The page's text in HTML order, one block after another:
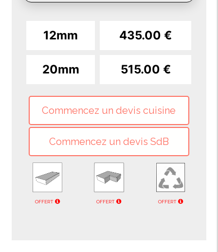
12mm 435.00 €
20mm 515.00 €
OFFERT OFFERT OFFERT